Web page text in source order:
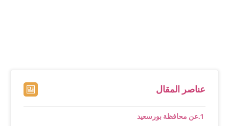
عناصر المقال
عن محافظة بورسعيد